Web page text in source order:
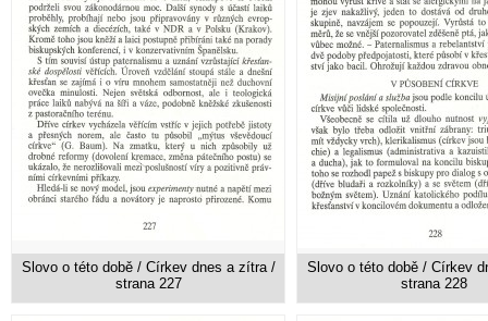
Slovo o této době / Církev dnes a zítra /
strana 227
Slovo o této době / Církev
strana 228